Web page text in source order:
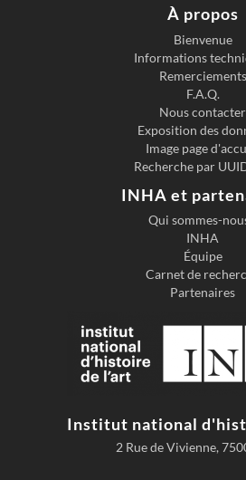
À propos
Bienvenue
Informations
Remerciements
F.A.Q.
Nous contacter
Exposition des
Image page
Recherche par
INHA et
Qui sommes-
INHA
Équipe
Carnet de
Partenaires
Institut national
2 Rue de Vivienne,